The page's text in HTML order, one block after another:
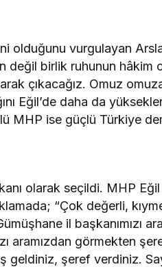
olduğunu vurgulayan
değil birlik ruhunun hâkim
çıkacağız. Omuz
Eğil’de daha da
MHP ise güçlü Türkiye
olarak seçildi. MHP Eğil
“Çok değerli,
il başkanımızı
aramızdan görmekten
geldiniz, şeref verdiniz.